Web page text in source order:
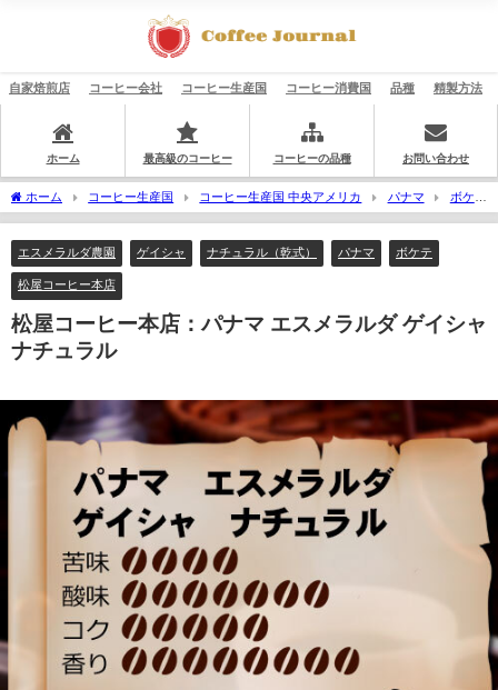
自家焙煎店 コーヒー会社 コーヒー生産国 コーヒー消費国 品種 精製方法
ホーム 最高級のコーヒー コーヒーの品種 お問い合わせ
ホーム コーヒー生産国 コーヒー生産国 中央アメリカ パナマ
ボケ
テ
エスメラルダ農園
松屋コーヒー本店：パナマ エスメラルダ ゲイシャ ナチ
エスメラルダ農園
ゲイシャ ナチュラル（乾式） パナマ ボケテ
松屋コーヒー本店
松屋コーヒー本店：パナマ エスメラルダ ゲイシャ
ナチュラル